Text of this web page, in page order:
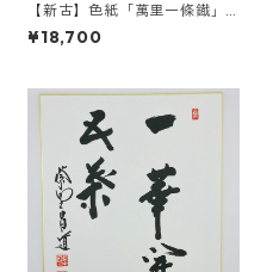
【新古】色紙「萬里一條鐡」
小林太玄師 自筆 たとう紙入
¥18,700